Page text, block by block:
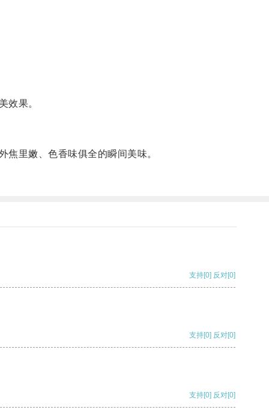
效果。
里嫩、色香味俱全的瞬间美味。
支持[0] 反对[0]
支持[0] 反对[0]
支持[0] 反对[0]